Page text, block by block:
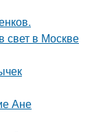
свет в Москве
Ане